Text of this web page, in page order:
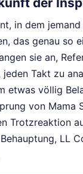
in dem
das genau so
sie an,
Takt zu
etwas völlig
von Mama
Trotzreaktion
LL